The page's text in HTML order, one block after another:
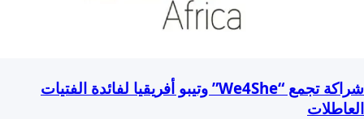
شراكة تجمع “We4She” وتيبو أفريقيا لفائدة الفتيات
العاطلات